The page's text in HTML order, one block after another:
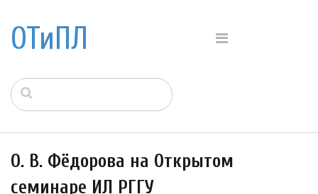
ОТиПЛ
О. В. Фёдорова на Открытом
семинаре ИЛ РГГУ